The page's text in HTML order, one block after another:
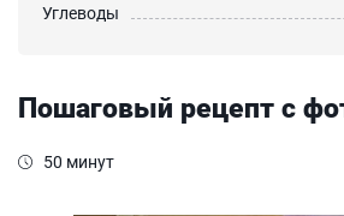
Углеводы
Пошаговый рецепт с
50 минут